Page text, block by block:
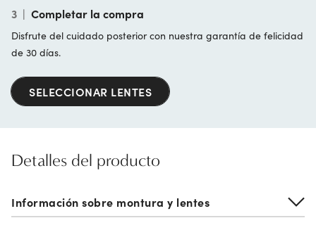
3 | Completar la compra
Disfrute del cuidado posterior con nuestra garantía de felicidad
de 30 días.
SELECCIONAR LENTES
Detalles del producto
Información sobre montura y lentes